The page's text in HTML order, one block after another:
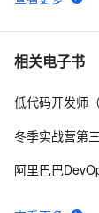
相关电子书
低代码开发师
冬季实战营第
阿里巴巴